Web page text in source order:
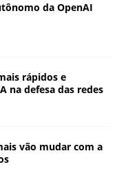
da OpenAI
rápidos e
na defesa das redes
vão mudar com a